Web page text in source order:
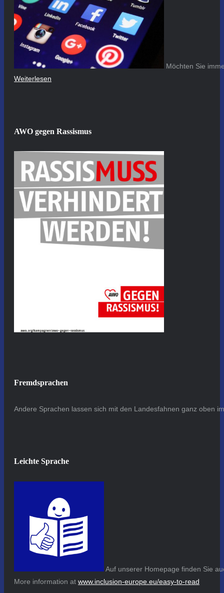
Möchten Sie
Weiterlesen
AWO gegen Rassismus
Fremdsprachen
Andere Sprachen lassen sich mit den Landesfahnen ganz oben
Leichte Sprache
Auf unserer Homepage finden Sie
More information at www.inclusion-europe.eu/easy-to-read